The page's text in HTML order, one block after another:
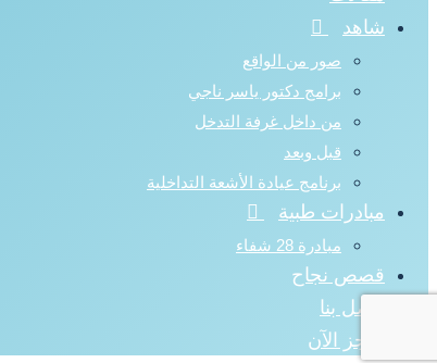
شاهد
صور من الواقع
برامج دكتور ياسر ناجي
من داخل غرفة التدخل
قبل وبعد
برنامج عيادة الأشعة التداخلية
مبادرات طبية
مبادرة 28 شفاء
قصص نجاح
اتصل بنا
احجز الآن